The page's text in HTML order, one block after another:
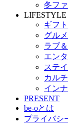
冬フ
LIFESTYLE
ギフト
グルメ
ラブ
エン
ステ
カル
イン
PRESENT
be-oとは
プライバシ